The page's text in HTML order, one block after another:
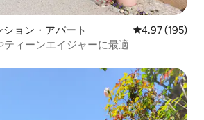
ョン・アパート レビュー195
4.97 (195)
ティーンエイジャーに最適